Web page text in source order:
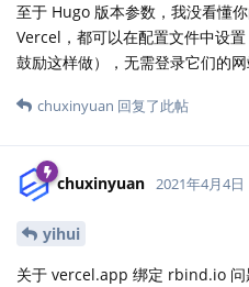
至于 Hugo 版本参数，我没看懂
Vercel，都可以在配置文件中设
鼓励这样做），无需登录它们的网
chuxinyuan 回复了此帖
chuxinyuan 2021年4月4日
yihui
关于 vercel.app 绑定 rbind.io 问